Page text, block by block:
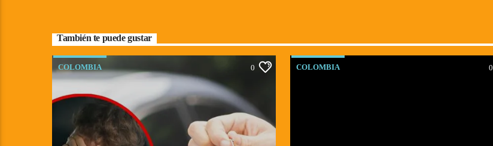
También te puede gustar
COLOMBIA 0 COLOMBIA 0